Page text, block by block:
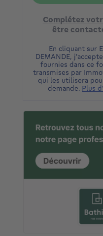
Complétez
être
En cliquant sur
DEMANDE,
fournies dans ce
transmises par
qui les utilisera
demande. Plus